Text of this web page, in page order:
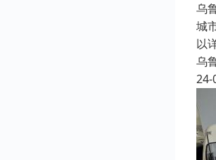
乌
城
以
乌
24-